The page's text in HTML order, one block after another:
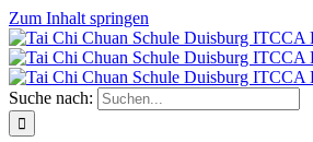
Zum Inhalt springen
Suche nach: